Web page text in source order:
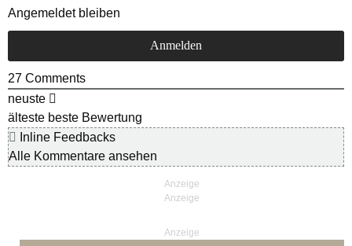
Angemeldet bleiben
27 Comments
neuste
älteste beste Bewertung
Inline Feedbacks
Alle Kommentare ansehen
Anzeige